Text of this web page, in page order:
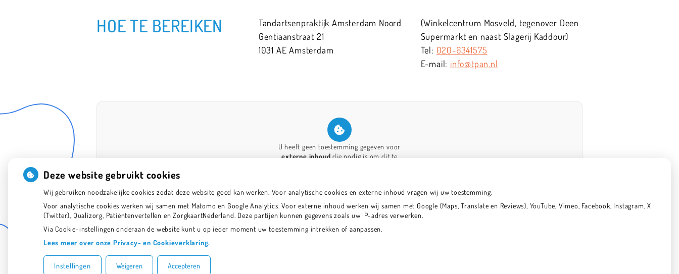
HOE TE BEREIKEN
Tandartsenpraktijk Amsterdam Noord
Gentiaanstraat 21
1031 AE Amsterdam
(Winkelcentrum Mosveld, tegenover Deen
Supermarkt en naast Slagerij Kaddour)
020-6341575
info@tpan.nl
U heeft geen toestemming gegeven voor
externe inhoud die nodig is om dit te
Deze website gebruikt cookies
Wij gebruiken noodzakelijke cookies zodat deze website goed kan werken. Voor analytische cookies en externe inhoud vragen wij uw toestemming.
Voor analytische cookies werken wij samen met Matomo en Google Analytics. Voor externe inhoud werken wij samen met Google (Maps, Translate en Reviews), YouTube, Vimeo, Facebook, Instagram, X
(Twitter), Qualizorg, Patiëntenvertellen en ZorgkaartNederland. Deze partijen kunnen gegevens zoals uw IP-adres verwerken.
Via Cookie-instellingen onderaan de website kunt u op ieder moment uw toestemming intrekken of aanpassen.
Lees meer over onze Privacy- en Cookieverklaring.
Instellingen Weigeren Accepteren